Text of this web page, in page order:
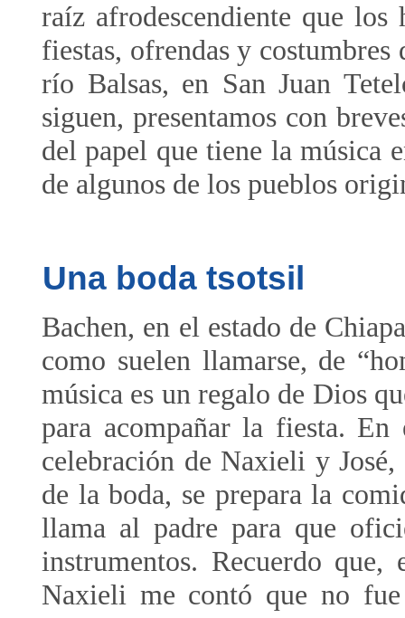
raíz afrodescendiente que los
fiestas, ofrendas y
río Balsas, en San Juan
siguen, presentamos con
del papel que tiene la música
de algunos de los pueblos
Una boda tsotsil
Bachen, en el estado de
como suelen llamarse, de
música es un regalo de Dios
para acompañar la fiesta.
celebración de Naxieli y
de la boda, se prepara la
llama al padre para que
instrumentos. Recuerdo
Naxieli me contó que no